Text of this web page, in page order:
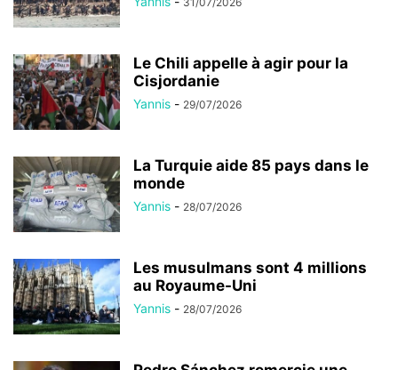
Le Chili appelle à agir pour la
Cisjordanie
Yannis - 29/07/2026
La Turquie aide 85 pays dans le
monde
Yannis - 28/07/2026
Les musulmans sont 4 millions
au Royaume-Uni
Yannis - 28/07/2026